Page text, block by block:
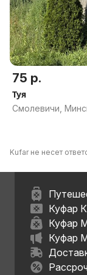
75 р.
Туя
Смолевичи,
Kufar не несет
Куфар
Куфар
Куфар